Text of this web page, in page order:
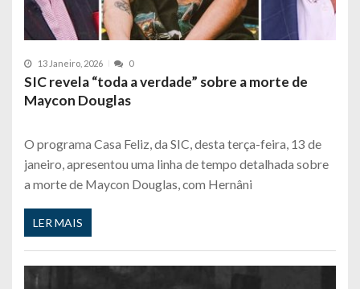
13 Janeiro, 2026 0
SIC revela “toda a verdade” sobre a morte de
Maycon Douglas
O programa Casa Feliz, da SIC, desta terça-feira, 13 de
janeiro, apresentou uma linha de tempo detalhada sobre
a morte de Maycon Douglas, com Hernâni
LER MAIS